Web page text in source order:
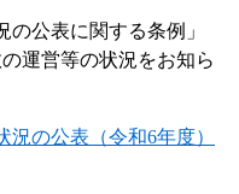
の公表に関する条例」
運営等の状況をお知ら
の公表（令和6年度）